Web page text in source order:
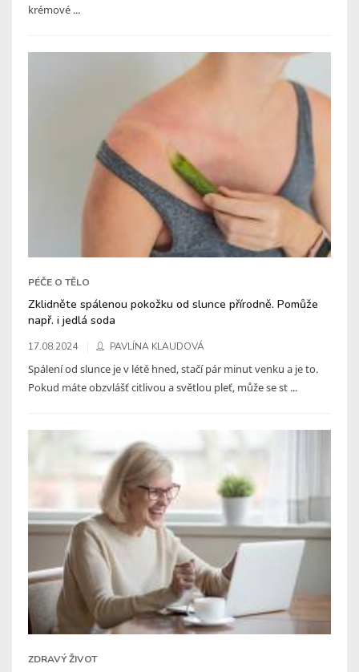
krémové ...
PÉČE O TĚLO
Zklidněte spálenou pokožku od slunce přírodně. Pomůže
např. i jedlá soda
17.08.2024 PAVLÍNA KLAUDOVÁ
Spálení od slunce je v létě hned, stačí pár minut venku a je to.
Pokud máte obzvlášť citlivou a světlou pleť, může se st ...
ZDRAVÝ ŽIVOT